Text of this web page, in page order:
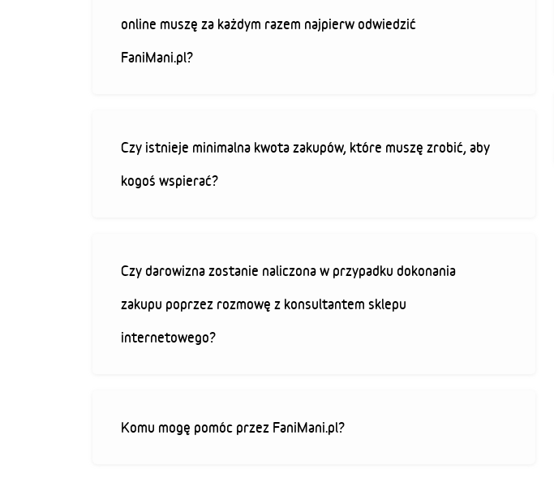
online muszę za każdym razem najpierw odwiedzić
FaniMani.pl?
Czy istnieje minimalna kwota zakupów, które muszę zrobić, aby
kogoś wspierać?
Czy darowizna zostanie naliczona w przypadku dokonania
zakupu poprzez rozmowę z konsultantem sklepu
internetowego?
Komu mogę pomóc przez FaniMani.pl?